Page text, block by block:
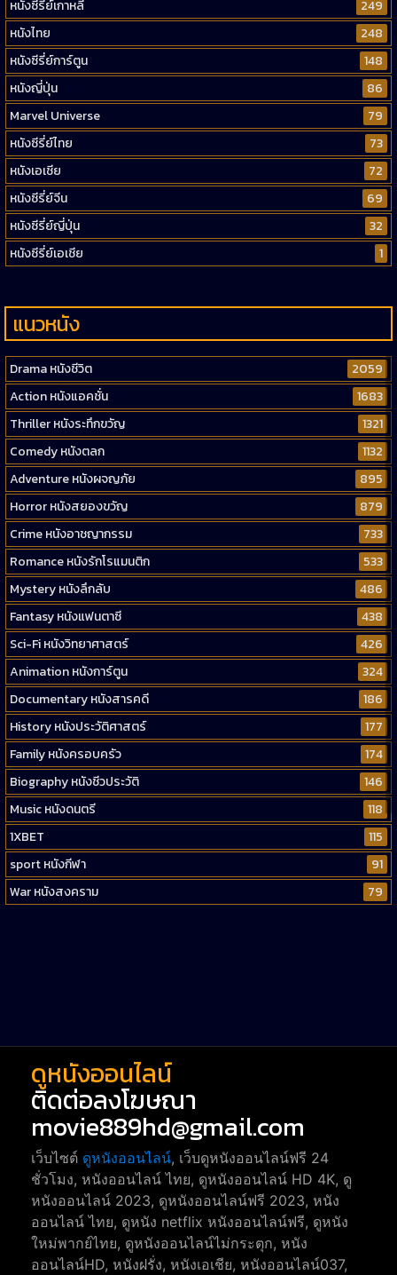
หนังซีรี่ย์เกาหลี
249
หนังไทย
248
หนังซีรี่ย์การ์ตูน
148
หนังญี่ปุ่น
86
Marvel Universe
79
หนังซีรี่ย์ไทย
73
หนังเอเชีย
72
หนังซีรี่ย์จีน
69
หนังซีรี่ย์ญี่ปุ่น
32
หนังซีรี่ย์เอเชีย
1
แนวหนัง
Drama หนังชีวิต
2059
Action หนังแอคชั่น
1683
Thriller หนังระทึกขวัญ
1321
Comedy หนังตลก
1132
Adventure หนังผจญภัย
895
Horror หนังสยองขวัญ
879
Crime หนังอาชญากรรม
733
Romance หนังรักโรแมนติก
533
Mystery หนังลึกลับ
486
Fantasy หนังแฟนตาซี
438
Sci-Fi หนังวิทยาศาสตร์
426
Animation หนังการ์ตูน
324
Documentary หนังสารคดี
186
History หนังประวัติศาสตร์
177
Family หนังครอบครัว
174
Biography หนังชีวประวัติ
146
Music หนังดนตรี
118
1XBET
115
sport หนังกีฬา
91
War หนังสงคราม
79
ดูหนังออนไลน์
ติดต่อลงโฆษณา
movie889hd@gmail.com
เว็บไซต์ ดูหนังออนไลน์, เว็บดูหนังออนไลน์ฟรี 24
ชั่วโมง, หนังออนไลน์ ไทย, ดูหนังออนไลน์ HD 4K, ดู
หนังออนไลน์ 2023, ดูหนังออนไลน์ฟรี 2023, หนัง
ออนไลน์ ไทย, ดูหนัง netflix หนังออนไลน์ฟรี, ดูหนัง
ใหม่พากย์ไทย, ดูหนังออนไลน์ไม่กระตุก, หนัง
ออนไลน์HD, หนังฝรั่ง, หนังเอเชีย, หนังออนไลน์037,